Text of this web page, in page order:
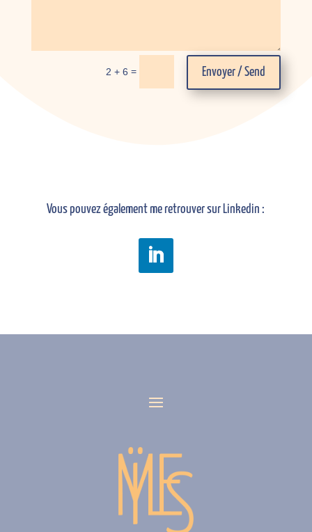
2 + 6 = Envoyer / Send
Vous pouvez également me retrouver sur Linkedin :